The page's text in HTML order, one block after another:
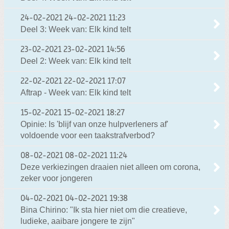
24-02-2021 24-02-2021 11:23
Deel 3: Week van: Elk kind telt
23-02-2021 23-02-2021 14:56
Deel 2: Week van: Elk kind telt
22-02-2021 22-02-2021 17:07
Aftrap - Week van: Elk kind telt
15-02-2021 15-02-2021 18:27
Opinie: Is 'blijf van onze hulpverleners af'
voldoende voor een taakstrafverbod?
08-02-2021 08-02-2021 11:24
Deze verkiezingen draaien niet alleen om corona,
zeker voor jongeren
04-02-2021 04-02-2021 19:38
Bina Chirino: "Ik sta hier niet om die creatieve,
ludieke, aaibare jongere te zijn"